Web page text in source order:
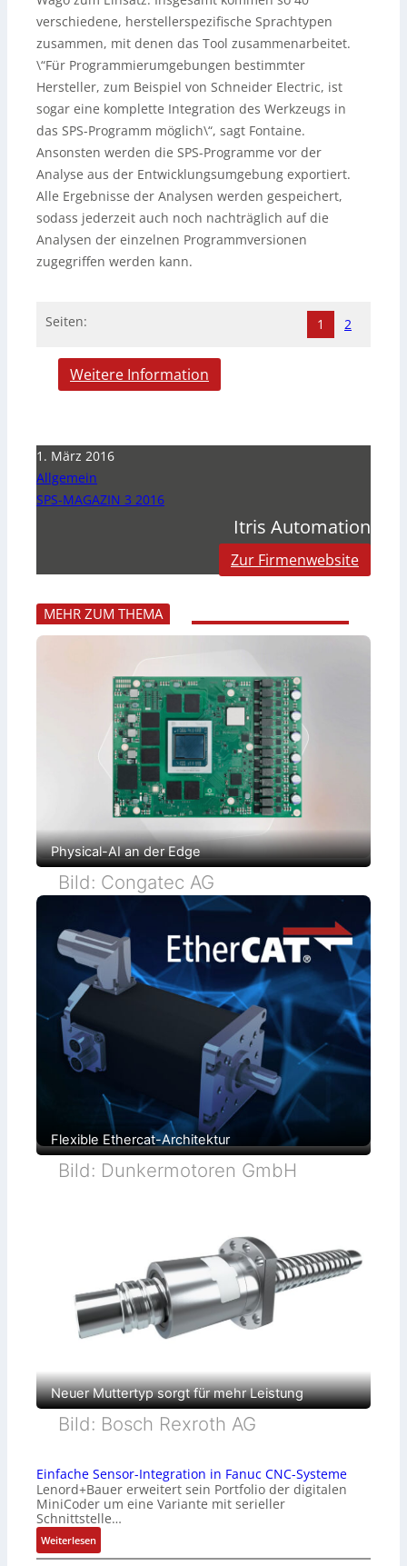
verschiedene, herstellerspezifische Sprachtypen
zusammen, mit denen das Tool zusammenarbeitet.
\“Für Programmierumgebungen bestimmter
Hersteller, zum Beispiel von Schneider Electric, ist
sogar eine komplette Integration des Werkzeugs in
das SPS-Programm möglich\“, sagt Fontaine.
Ansonsten werden die SPS-Programme vor der
Analyse aus der Entwicklungsumgebung exportiert.
Alle Ergebnisse der Analysen werden gespeichert,
sodass jederzeit auch noch nachträglich auf die
Analysen der einzelnen Programmversionen
zugegriffen werden kann.
Seiten: 1 2
Weitere Information
1. März 2016
Allgemein
SPS-MAGAZIN 3 2016
Itris Automation
Zur Firmenwebsite
MEHR ZUM THEMA
Physical-AI an der Edge
Bild: Congatec AG
Flexible Ethercat-Architektur
Bild: Dunkermotoren GmbH
Neuer Muttertyp sorgt für mehr Leistung
Bild: Bosch Rexroth AG
Einfache Sensor-Integration in Fanuc CNC-Systeme
Lenord+Bauer erweitert sein Portfolio der digitalen
MiniCoder um eine Variante mit serieller
Schnittstelle…
Weiterlesen:
E